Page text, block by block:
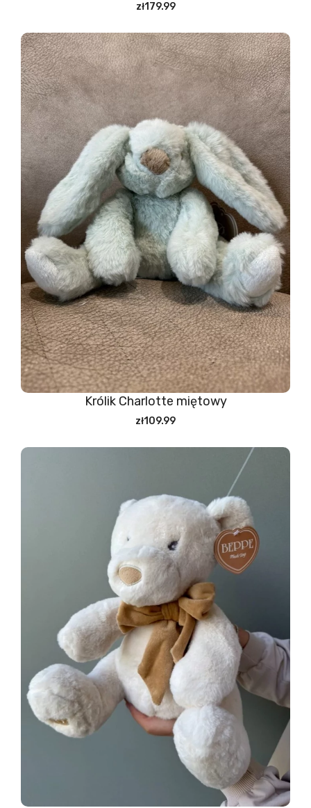
zł179.99
Królik Charlotte miętowy
zł109.99